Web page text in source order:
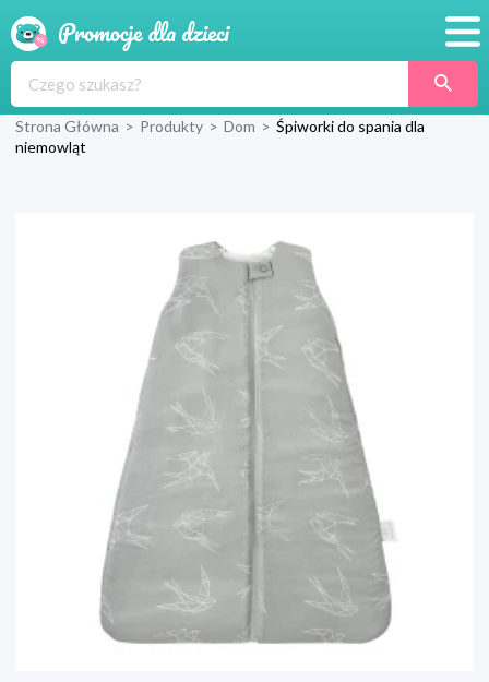
Produkty
Wyprawka
Strona Główna > Produkty > Dom > Śpiworki do spania dla
niemowląt